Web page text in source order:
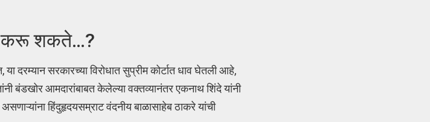
करू शकते…?
सरकारच्या विरोधात सुप्रीम कोर्टात धाव घेतली आहे,
बंडखोर आमदारांबाबत केलेल्या वक्तव्यानंतर एकनाथ शिंदे यांनी
हिंदुहृदयसम्राट वंदनीय बाळासाहेब ठाकरे यांची